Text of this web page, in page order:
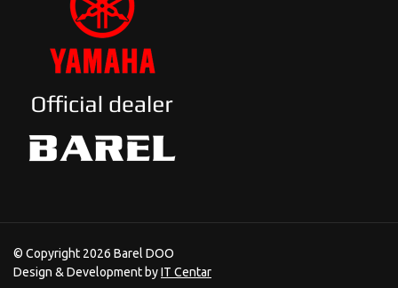
© Copyright 2026 Barel DOO
Design & Development byIT Centar